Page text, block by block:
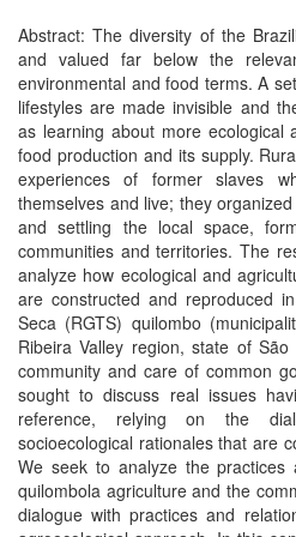
Abstract: The diversity of the
and valued far below the
environmental and food terms. A
lifestyles are made invisible and
as learning about more ecological
food production and its supply.
experiences of former slaves
themselves and live; they
and settling the local space,
communities and territories. The
analyze how ecological and
are constructed and reproduced
Seca (RGTS) quilombo
Ribeira Valley region, state of
community and care of common
sought to discuss real issues
reference, relying on the
socioecological rationales that are
We seek to analyze the practices
quilombola agriculture and the
dialogue with practices and